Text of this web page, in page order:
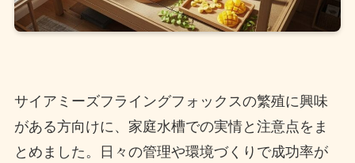
サイアミーズフライングフォックスの繁殖に興味
がある方向けに、家庭水槽での実情と注意点をま
とめました。日々の管理や環境づくりで成功率が